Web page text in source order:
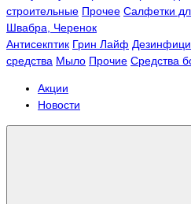
строительные Прочее Салфетки
Швабра, Черенок
Антисекптик Грин Лайф
средства Мыло Прочие Средства
Акции
Новости